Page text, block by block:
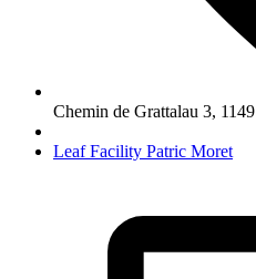
Chemin de Grattalau 3, 1149
Leaf Facility Patric Moret